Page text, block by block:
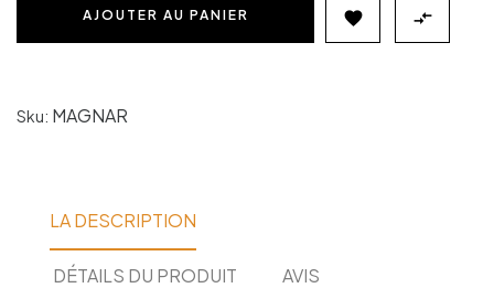
AJOUTER AU PANIER  
Sku: MAGNAR
LA DESCRIPTION
DÉTAILS DU PRODUIT AVIS